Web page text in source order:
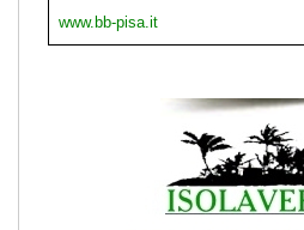
www.bb-pisa.it